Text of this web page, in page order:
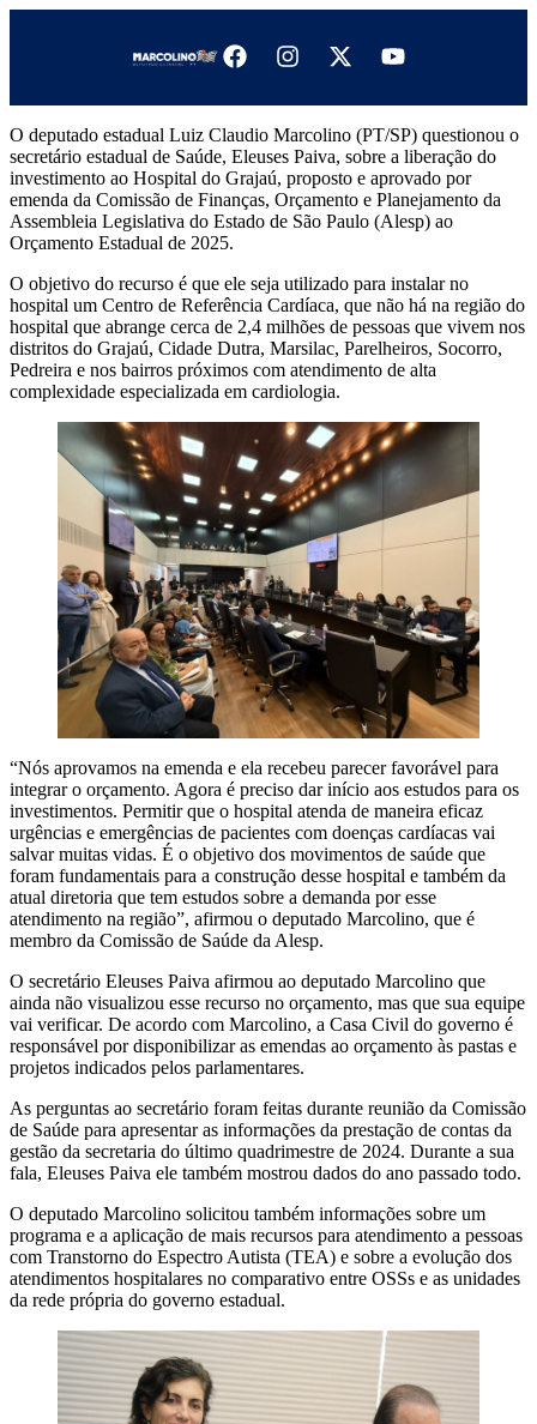
O deputado estadual Luiz Claudio Marcolino (PT/SP) questionou o
secretário estadual de Saúde, Eleuses Paiva, sobre a liberação do
investimento ao Hospital do Grajaú, proposto e aprovado por
emenda da Comissão de Finanças, Orçamento e Planejamento da
Assembleia Legislativa do Estado de São Paulo (Alesp) ao
Orçamento Estadual de 2025.
O objetivo do recurso é que ele seja utilizado para instalar no
hospital um Centro de Referência Cardíaca, que não há na região do
hospital que abrange cerca de 2,4 milhões de pessoas que vivem nos
distritos do Grajaú, Cidade Dutra, Marsilac, Parelheiros, Socorro,
Pedreira e nos bairros próximos com atendimento de alta
complexidade especializada em cardiologia.
“Nós aprovamos na emenda e ela recebeu parecer favorável para
integrar o orçamento. Agora é preciso dar início aos estudos para os
investimentos. Permitir que o hospital atenda de maneira eficaz
urgências e emergências de pacientes com doenças cardíacas vai
salvar muitas vidas. É o objetivo dos movimentos de saúde que
foram fundamentais para a construção desse hospital e também da
atual diretoria que tem estudos sobre a demanda por esse
atendimento na região”, afirmou o deputado Marcolino, que é
membro da Comissão de Saúde da Alesp.
O secretário Eleuses Paiva afirmou ao deputado Marcolino que
ainda não visualizou esse recurso no orçamento, mas que sua equipe
vai verificar. De acordo com Marcolino, a Casa Civil do governo é
responsável por disponibilizar as emendas ao orçamento às pastas e
projetos indicados pelos parlamentares.
As perguntas ao secretário foram feitas durante reunião da Comissão
de Saúde para apresentar as informações da prestação de contas da
gestão da secretaria do último quadrimestre de 2024. Durante a sua
fala, Eleuses Paiva ele também mostrou dados do ano passado todo.
O deputado Marcolino solicitou também informações sobre um
programa e a aplicação de mais recursos para atendimento a pessoas
com Transtorno do Espectro Autista (TEA) e sobre a evolução dos
atendimentos hospitalares no comparativo entre OSSs e as unidades
da rede própria do governo estadual.